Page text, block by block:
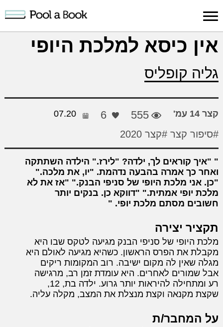
כניסה למערכת
פרסום
יצירה
חיפוש
יצירה
אין כיסא למלכת היופי
גליה קופליס
קצר 14 עמ' 555
6
07.20
#סיפור קצר #קצר 2020
"איך קוראים לך, ילדה? "לירז." הילדה השתתקה
ואחר כך אמרה בהבעה נדהמת. "יו, את מלכה."
"כן. אני מלכת היופי של סניפי הבנק." "אז את לא
מלכת יופי אמתית." "דווקא כן. בנקים יותר
חשובים מסתם מלכת יופי.
תקציר יצירה
מלכת היופי של סניפי הבנק מגיעה לטקס שבו היא
מקבלת את הפרס הראשון. כשהיא מגיעה לאולם היא
מגלה שאין לה מקום ישיבה. רוב המקומות ריקים
אבל שמורים לאחרים. היא עומדת זמן רב, מרגישה
רע ומתחילה להיראות יותר גרוע. ילדה בת, 12,
שקצת מקנאה וקצת מנצלת את המצב, מקלה עליה.
על המחבר/ת